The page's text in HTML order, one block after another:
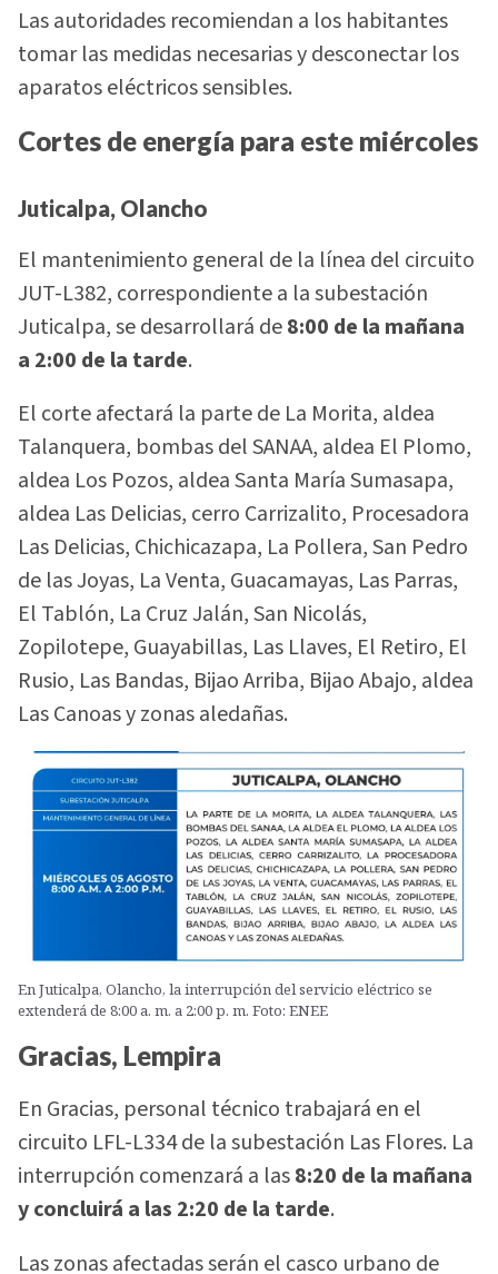
Las autoridades recomiendan a los habitantes
tomar las medidas necesarias y desconectar los
aparatos eléctricos sensibles.
Cortes de energía para este miércoles
Juticalpa, Olancho
El mantenimiento general de la línea del circuito
JUT-L382, correspondiente a la subestación
Juticalpa, se desarrollará de8:00 de la mañana
a 2:00 de la tarde.
El corte afectará la parte de La Morita, aldea
Talanquera, bombas del SANAA, aldea El Plomo,
aldea Los Pozos, aldea Santa María Sumasapa,
aldea Las Delicias, cerro Carrizalito, Procesadora
Las Delicias, Chichicazapa, La Pollera, San Pedro
de las Joyas, La Venta, Guacamayas, Las Parras,
El Tablón, La Cruz Jalán, San Nicolás,
Zopilotepe, Guayabillas, Las Llaves, El Retiro, El
Rusio, Las Bandas, Bijao Arriba, Bijao Abajo, aldea
Las Canoas y zonas aledañas.
En Juticalpa, Olancho, la interrupción del servicio eléctrico se
extenderá de 8:00 a. m. a 2:00 p. m. Foto: ENEE
Gracias, Lempira
En Gracias, personal técnico trabajará en el
circuito LFL-L334 de la subestación Las Flores. La
interrupción comenzará a las8:20 de la mañana
y concluirá a las 2:20 de la tarde.
Las zonas afectadas serán el casco urbano de